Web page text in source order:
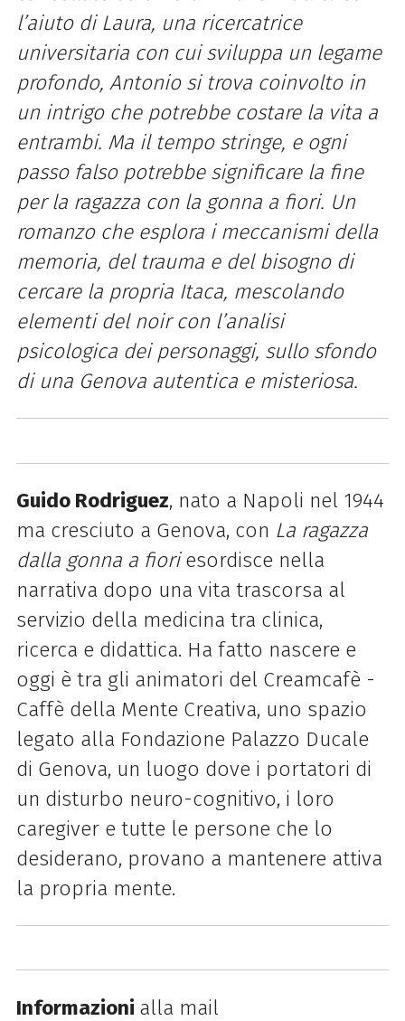
l’aiuto di Laura, una ricercatrice
universitaria con cui sviluppa un legame
profondo, Antonio si trova coinvolto in
un intrigo che potrebbe costare la vita a
entrambi. Ma il tempo stringe, e ogni
passo falso potrebbe significare la fine
per la ragazza con la gonna a fiori. Un
romanzo che esplora i meccanismi della
memoria, del trauma e del bisogno di
cercare la propria Itaca, mescolando
elementi del noir con l’analisi
psicologica dei personaggi, sullo sfondo
di una Genova autentica e misteriosa.
Guido Rodriguez, nato a Napoli nel 1944
ma cresciuto a Genova, con La ragazza
dalla gonna a fioriesordisce nella
narrativa dopo una vita trascorsa al
servizio della medicina tra clinica,
ricerca e didattica. Ha fatto nascere e
oggi è tra gli animatori del Creamcafè -
Caffè della Mente Creativa, uno spazio
legato alla Fondazione Palazzo Ducale
di Genova, un luogo dove i portatori di
un disturbo neuro-cognitivo, i loro
caregiver e tutte le persone che lo
desiderano, provano a mantenere attiva
la propria mente.
Informazioni alla mail